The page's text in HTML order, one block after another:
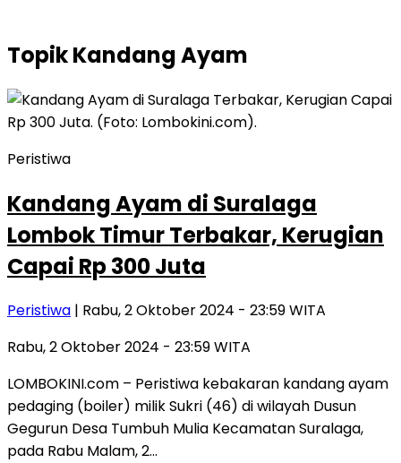
TopikKandang Ayam
Peristiwa
Kandang Ayam di Suralaga
Lombok Timur Terbakar, Kerugian
Capai Rp 300 Juta
Peristiwa | Rabu, 2 Oktober 2024 - 23:59 WITA
Rabu, 2 Oktober 2024 - 23:59 WITA
LOMBOKINI.com – Peristiwa kebakaran kandang ayam
pedaging (boiler) milik Sukri (46) di wilayah Dusun
Gegurun Desa Tumbuh Mulia Kecamatan Suralaga,
pada Rabu Malam, 2…